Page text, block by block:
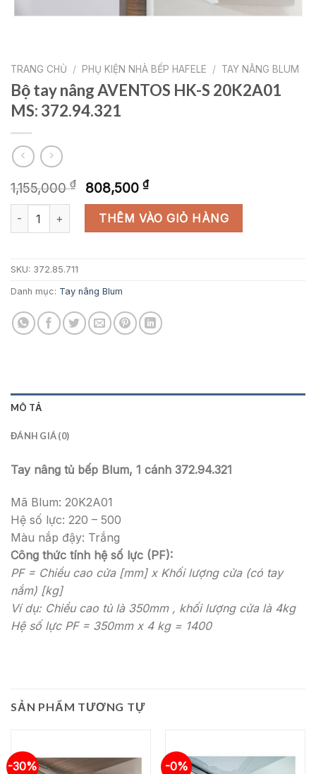
TRANG CHỦ / PHỤ KIỆN NHÀ BẾP HAFELE / TAY NÂNG BLUM
Bộ tay nâng AVENTOS HK-S 20K2A01
MS: 372.94.321
1,155,000₫
Giá
gốc
là:
1,155,000 ₫.
808,500 ₫Giá
hiện
tại
là:
808,500 ₫.
Bộ tay nâng AVENTOS HK-S 20K2A01 MS: 372.94.321 số lượng
THÊM VÀO GIỎ HÀNG
SKU: 372.85.711
Danh mục: Tay nâng Blum
MÔ TẢ
ĐÁNH GIÁ (0)
Tay nâng tủ bếp Blum, 1 cánh 372.94.321
Mã Blum: 20K2A01
Hệ số lực: 220 – 500
Màu nắp đậy: Trắng
Công thức tính hệ số lực (PF):
PF = Chiều cao cửa [mm] x Khối lượng cửa (có tay
nắm) [kg]
Ví dụ: Chiều cao tủ là 350mm , khối lượng cửa là 4kg
Hệ số lực PF = 350mm x 4 kg = 1400
SẢN PHẨM TƯƠNG TỰ
-30% -0%